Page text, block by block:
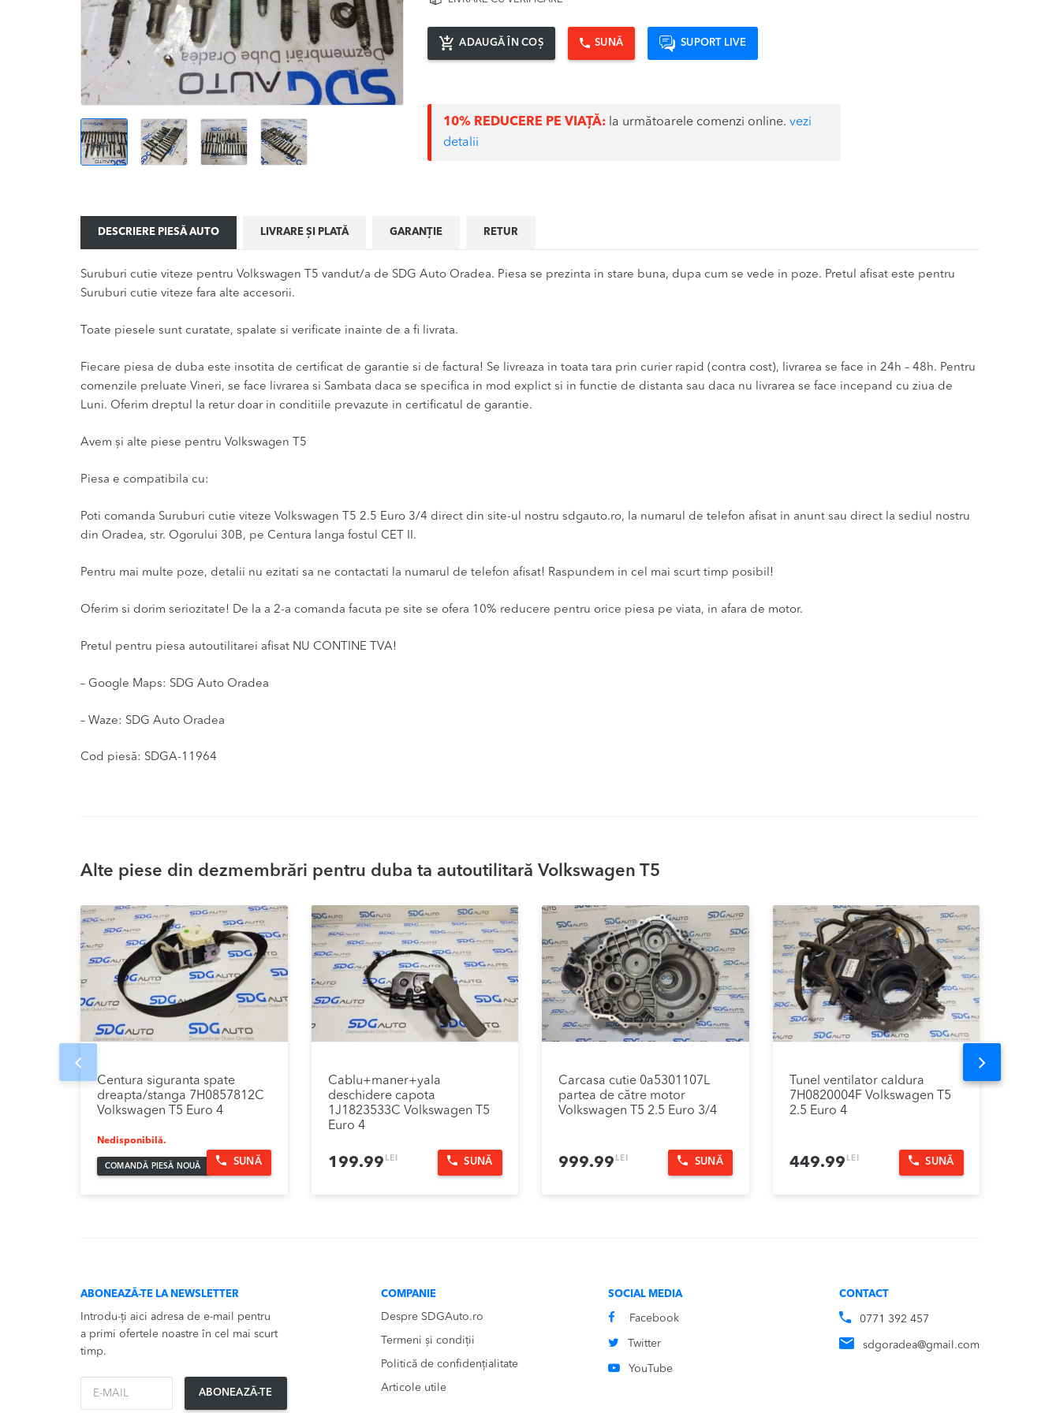
ADAUGĂ ÎN COȘ SUNĂ SUPORT LIVE
10% REDUCERE PE VIAȚĂ: la următoarele comenzi online.vezi
detalii
DESCRIERE PIESĂ AUTO LIVRARE ȘI PLATĂ GARANȚIE RETUR
Suruburi cutie viteze pentru Volkswagen T5 vandut/a de SDG Auto Oradea. Piesa se prezinta in stare buna, dupa cum se vede in poze. Pretul afisat este pentru
Suruburi cutie viteze fara alte accesorii.
Toate piesele sunt curatate, spalate si verificate inainte de a fi livrata.
Fiecare piesa de duba este insotita de certificat de garantie si de factura! Se livreaza in toata tara prin curier rapid (contra cost), livrarea se face in 24h – 48h. Pentru
comenzile preluate Vineri, se face livrarea si Sambata daca se specifica in mod explict si in functie de distanta sau daca nu livrarea se face incepand cu ziua de
Luni. Oferim dreptul la retur doar in conditiile prevazute in certificatul de garantie.
Avem și alte piese pentru Volkswagen T5
Piesa e compatibila cu:
Poti comanda Suruburi cutie viteze Volkswagen T5 2.5 Euro 3/4 direct din site-ul nostru sdgauto.ro, la numarul de telefon afisat in anunt sau direct la sediul nostru
din Oradea, str. Ogorului 30B, pe Centura langa fostul CET II.
Pentru mai multe poze, detalii nu ezitati sa ne contactati la numarul de telefon afisat! Raspundem in cel mai scurt timp posibil!
Oferim si dorim seriozitate! De la a 2-a comanda facuta pe site se ofera 10% reducere pentru orice piesa pe viata, in afara de motor.
Pretul pentru piesa autoutilitarei afisat NU CONTINE TVA!
– Google Maps: SDG Auto Oradea
– Waze: SDG Auto Oradea
Cod piesă: SDGA-11964
Alte piese din dezmembrări pentru duba ta autoutilitară Volkswagen T5
Centura siguranta spate
dreapta/stanga 7H0857812C
Volkswagen T5 Euro 4
Nedisponibilă.
COMANDĂ PIESĂ NOUĂ SUNĂ
Cablu+maner+yala
deschidere capota
1J1823533C Volkswagen T5
Euro 4
199.99 LEI SUNĂ
Carcasa cutie 0a5301107L
partea de către motor
Volkswagen T5 2.5 Euro 3/4
999.99 LEI SUNĂ
Tunel ventilator caldura
7H0820004F Volkswagen T5
2.5 Euro 4
449.99 LEI SUNĂ
Prev Next
ABONEAZĂ-TE LA NEWSLETTER
Introdu-ți aici adresa de e-mail pentru
a primi ofertele noastre în cel mai scurt
timp.
ABONEAZĂ-TE
COMPANIE
Despre SDGAuto.ro
Termeni și condiții
Politică de confidențialitate
Articole utile
SOCIAL MEDIA
Facebook
Twitter
YouTube
CONTACT
0771 392 457
sdgoradea@gmail.com